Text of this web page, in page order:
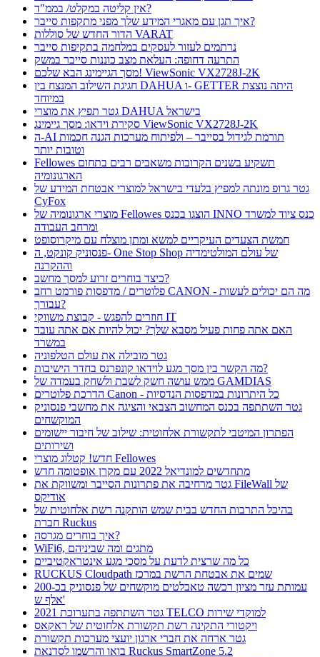
אין קליטה במקלט/ בממ"ד?
איך תגן עם מאגרי המידע שלך מפני מתקפות סייבר?
הדור החדש של סוללות VARAT
נרתמים לעזור לעסקים במלחמה בתקיפות סייבר
התרעה דחופה: העלאת מצב כוננות סייבר במשק
מסך הגיימינג הבא שלכם! ViewSonic VX2728J-2K
חגיגת השילוב המנצח בין DAHUA ו- GETTER היתה נוצצת
במיוחד
גטר תפיץ את מוצרי DAHUA בישראל
סקירת וידאו: מסך גיימינג ViewSonic VX2728J-2K
ה-AI תורמת לגידול בסייבר – ולפיתוח מערכות הגנה חכמות
וטובות יותר
Fellowes תשקיע בשנים הקרובות משאבים רבים בתחום
הארגונומיה
גטר גרופ מונתה למפיץ בלעדי בישראל למוצרי אבטחת המידע של
CyFox
מוצרי ארגונומיה של Fellowes הוצגו בכנס INNO כנס ציוד למשרד
ומרחב העבודה
חמשת הצעדים העיקריים למשא ומתן מוצלח עם מיקרוסופט
פנסוניק קונקט, ה- One Stop Shop של עולם המולטימדיה
וההקרנה
כיצד בוחרים זרוע למסך מחשב?
פלוטרים / מדפסות פורמט רחב CANON - מה הם יכולים לעשות
עבורך?
חוזרים להפגש - קבוצת משווקי IT
האם אתה פחות פעיל מסבא שלך? יכול להיות אם אתה עובד
במשרד
גטר מובילה את עולם הטלפוניה
מה הקשר בין מסך מגע לוידאו קונפרנס בחדר הישיבות?
ממש עושה חשק לשבת ולשחק בעמדה של GAMDIAS
הדרכת פלוטרים Canon - כל היתרונות במדפסות הנדסיות
גטר השתתפה בכנס המחשוב הצבאי והציגה את מחשבי פנסוניק
המוקשחים
הפתרון המיטבי לתקשורת אלחוטית: שילוב של חיבור יישומים
ושירותים
חדש! קטלוג מוצרי Fellowes
מתחדשים למונדיאל 2022 עם מקרן אופטומה חדש
גטר מרחיבה את פתרונות הסייבר ומשווקת את FileWall של
אודיקס
בהיכל התרבות החדש בבית שמש הותקנה רשת אלחוטית של
חברת Ruckus
איך בוחרים מגרסה?
WiFi6, מתגים ומה שביניהם
כל מה שרצית לדעת על מסכי מגע אינטראקטיביים
RUCKUS Cloudpath שמים את אבטחת הרשת במרכז
עמותת עזר מציון רכשה טאבלטים מוקשחים של פנסוניק בכ-200
אלף ש'
גטר השתתפה בתערוכת 2021 TELCO למוקדי שירות
ויקטורי התקינה רשת תקשורת אלחוטית של ראקאס
גטר ארחה את חברי ארגון יועצי מערכות תקשורת
בואו והרשמו לסדנאת Ruckus SmartZone 5.2